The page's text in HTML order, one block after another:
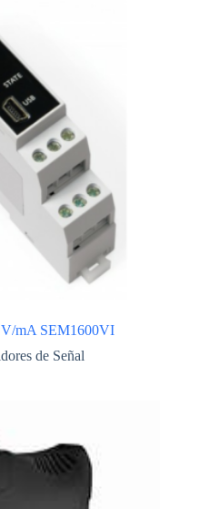
V/mA SEM1600VI
de Señal